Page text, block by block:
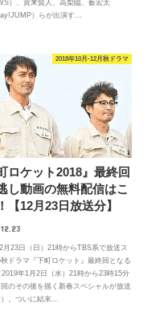
）、賀来賢人、高梨臨、薮宏太
）らが出演す…
2018年10月-12月秋ドラマ
ロケット2018』最終回
し動画の無料配信はこ
【12月23日放送分】
月23日（日）21時からTBS系で放送ス
ドラマ『下町ロケット』最終回となる
2019年1月2日（水）21時から23時15分
回のその後を描く新春スペシャルが放送
。ついに結末…